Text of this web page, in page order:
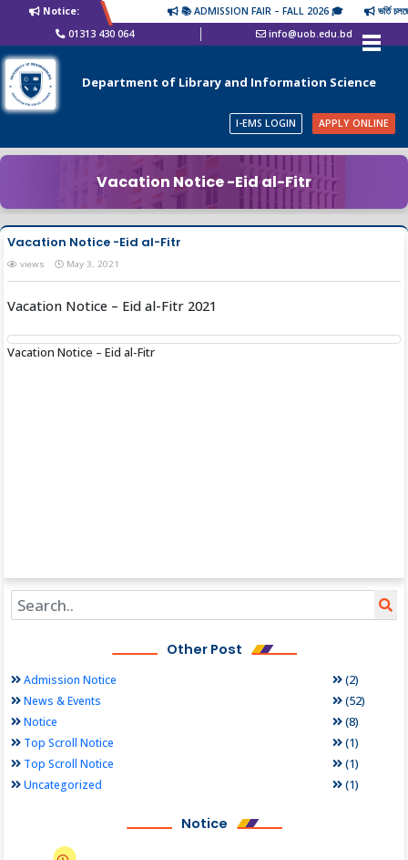
Notice: 📚 ADMISSION FAIR – FALL 2026 🎓
ভর্তি চলছে
01313 430 064
info@uob.edu.bd
Department of Library and Information Science
I-EMS LOGIN APPLY ONLINE
Vacation Notice -Eid al-Fitr
Vacation Notice -Eid al-Fitr
views May 3, 2021
Vacation Notice – Eid al-Fitr 2021
Vacation Notice – Eid al-Fitr
Other Post
Admission Notice (2)
News & Events (52)
Notice (8)
Top Scroll Notice (1)
Top Scroll Notice (1)
Uncategorized (1)
Notice